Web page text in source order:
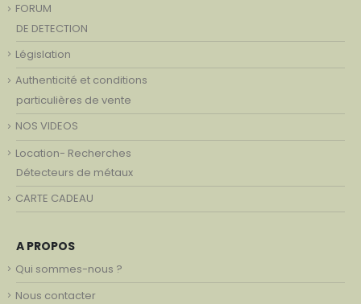
FORUM
DE DETECTION
Législation
Authenticité et conditions
particulières de vente
NOS VIDEOS
Location- Recherches
Détecteurs de métaux
CARTE CADEAU
A PROPOS
Qui sommes-nous ?
Nous contacter